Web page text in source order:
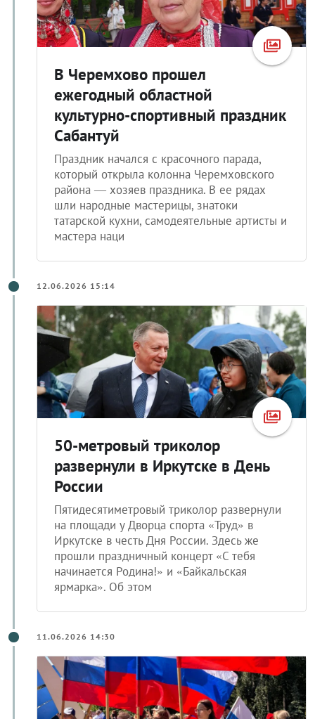
В Черемхово прошел
ежегодный областной
культурно-спортивный праздник
Сабантуй
Праздник начался с красочного парада,
который открыла колонна Черемховского
района — хозяев праздника. В ее рядах
шли народные мастерицы, знатоки
татарской кухни, самодеятельные артисты и
мастера наци
12.06.2026 15:14
50-метровый триколор
развернули в Иркутске в День
России
Пятидесятиметровый триколор развернули
на площади у Дворца спорта «Труд» в
Иркутске в честь Дня России. Здесь же
прошли праздничный концерт «С тебя
начинается Родина!» и «Байкальская
ярмарка». Об этом
11.06.2026 14:30